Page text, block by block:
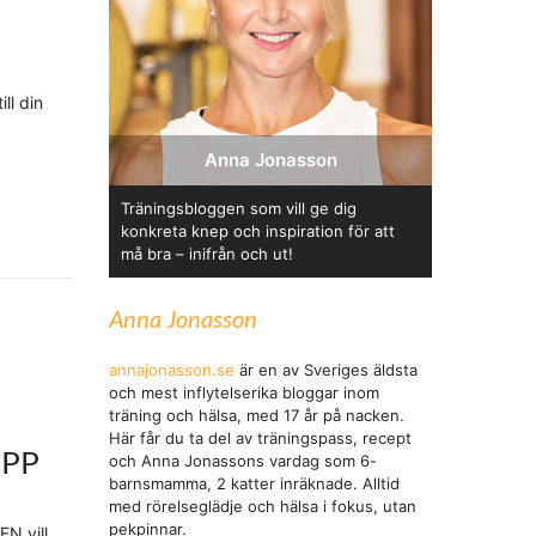
din
Anna Jonasson
Träningsbloggen som vill ge dig
konkreta knep och inspiration för att
må bra – inifrån och ut!
Anna Jonasson
annajonasson.se är en av Sveriges äldsta
och mest inflytelserika bloggar inom
träning och hälsa, med 17 år på nacken.
Här får du ta del av träningspass, recept
och Anna Jonassons vardag som 6-
barnsmamma, 2 katter inräknade. Alltid
med rörelseglädje och hälsa i fokus, utan
pekpinnar.